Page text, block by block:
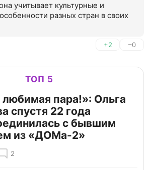
учитывает культурные и
разных стран в своих
+2 –0
ТОП 5
пара!»: Ольга
спустя 22 года
с бывшим
из «ДОМа-2»
2